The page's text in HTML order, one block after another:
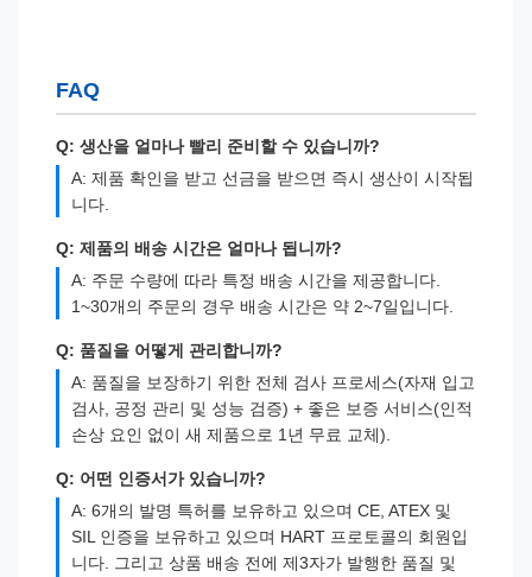
FAQ
Q: 생산을 얼마나 빨리 준비할 수 있습니까?
A: 제품 확인을 받고 선금을 받으면 즉시 생산이 시작됩
니다.
Q: 제품의 배송 시간은 얼마나 됩니까?
A: 주문 수량에 따라 특정 배송 시간을 제공합니다.
1~30개의 주문의 경우 배송 시간은 약 2~7일입니다.
Q: 품질을 어떻게 관리합니까?
A: 품질을 보장하기 위한 전체 검사 프로세스(자재 입고
검사, 공정 관리 및 성능 검증) + 좋은 보증 서비스(인적
손상 요인 없이 새 제품으로 1년 무료 교체).
Q: 어떤 인증서가 있습니까?
A: 6개의 발명 특허를 보유하고 있으며 CE, ATEX 및
SIL 인증을 보유하고 있으며 HART 프로토콜의 회원입
니다. 그리고 상품 배송 전에 제3자가 발행한 품질 및